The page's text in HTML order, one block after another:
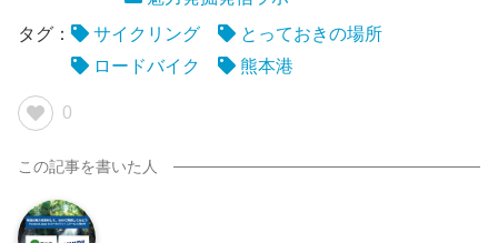
タグ：
サイクリング
とっておきの場所
ロードバイク
熊本港
0